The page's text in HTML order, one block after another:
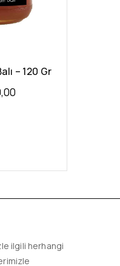
– 120 Gr
ilgili herhangi